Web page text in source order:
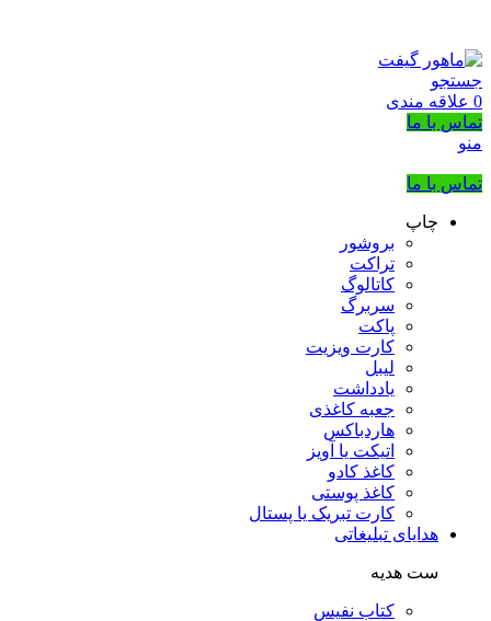
جستجو
0 علاقه مندی
تماس با ما
منو
تماس با ما
چاپ
بروشور
تراکت
کاتالوگ
سربرگ
پاکت
کارت ویزیت
لیبل
یادداشت
جعبه کاغذی
هاردباکس
اتیکت یا آویز
کاغذ کادو
کاغذ پوستی
کارت تبریک یا پستال
هدایای تبلیغاتی
ست هدیه
کتاب نفیس